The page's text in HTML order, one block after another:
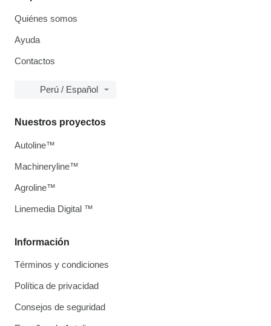
Quiénes somos
Ayuda
Contactos
Perú / Español
Información
Términos y condiciones
Política de privacidad
Consejos de seguridad
Nuestros proyectos
Autoline™
Machineryline™
Agroline™
Linemedia Digital ™